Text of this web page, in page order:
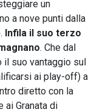
un
a nove punti dalla
Infila il suo terzo
. Che dal
il suo vantaggio sul
ai play-off) a
diretto con la
ai Granata di